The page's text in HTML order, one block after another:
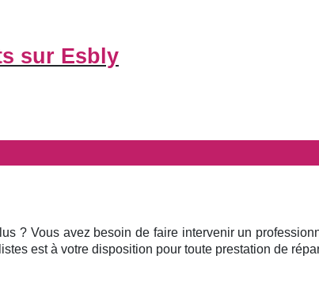
sur Esbly
? Vous avez besoin de faire intervenir un
est à votre disposition pour toute prestation de